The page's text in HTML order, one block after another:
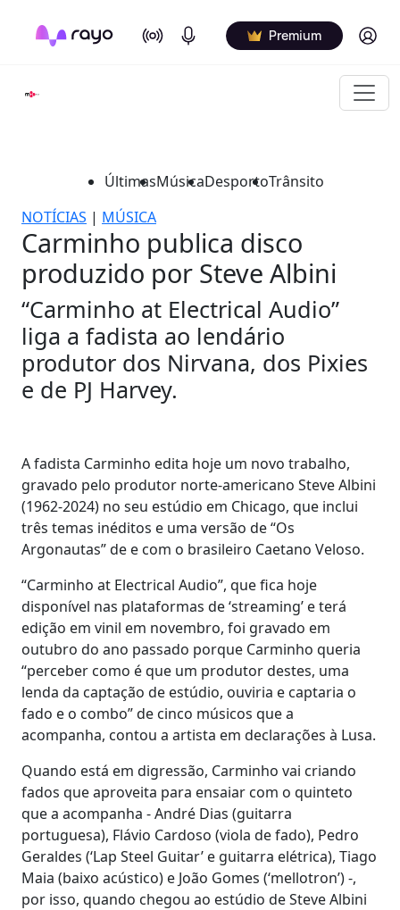
On Air Podcasts Premium Log in
ÚltimasMúsicaDesportoTrânsito
NOTÍCIAS | MÚSICA
Carminho publica disco
produzido por Steve Albini
“Carminho at Electrical Audio”
liga a fadista ao lendário
produtor dos Nirvana, dos Pixies
e de PJ Harvey.
A fadista Carminho edita hoje um novo trabalho,
gravado pelo produtor norte-americano Steve Albini
(1962-2024) no seu estúdio em Chicago, que inclui
três temas inéditos e uma versão de “Os
Argonautas” de e com o brasileiro Caetano Veloso.
“Carminho at Electrical Audio”, que fica hoje
disponível nas plataformas de ‘streaming’ e terá
edição em vinil em novembro, foi gravado em
outubro do ano passado porque Carminho queria
“perceber como é que um produtor destes, uma
lenda da captação de estúdio, ouviria e captaria o
fado e o combo” de cinco músicos que a
acompanha, contou a artista em declarações à Lusa.
Quando está em digressão, Carminho vai criando
fados que aproveita para ensaiar com o quinteto
que a acompanha - André Dias (guitarra
portuguesa), Flávio Cardoso (viola de fado), Pedro
Geraldes (‘Lap Steel Guitar’ e guitarra elétrica), Tiago
Maia (baixo acústico) e João Gomes (‘mellotron’) -,
por isso, quando chegou ao estúdio de Steve Albini